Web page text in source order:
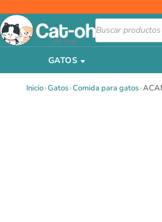
al
contenido
Búsqueda
de
productos
GATOS
Inicio›Gatos›Comida para gatos›